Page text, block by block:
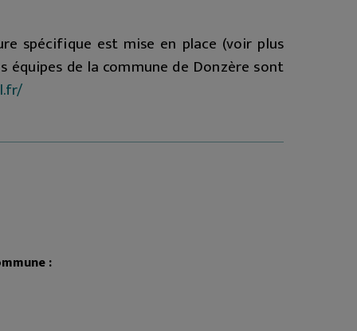
spécifique est mise en place (voir plus
de la commune de Donzère sont
: